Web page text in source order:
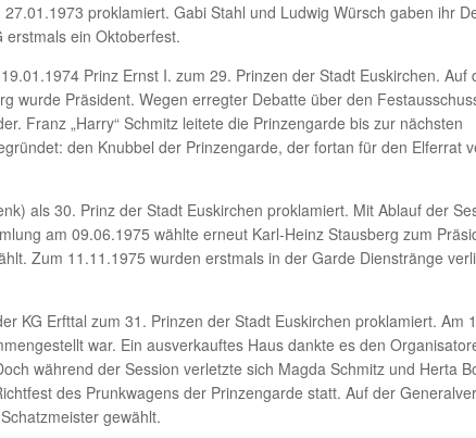
proklamiert. Gabi Stahl und Ludwig Würsch gaben ihr
ein Oktoberfest.
Prinz Ernst I. zum 29. Prinzen der Stadt Euskirchen. Auf
wurde Präsident. Wegen erregter Debatte über den
Franz „Harry“ Schmitz leitete die Prinzengarde bis zur nächsten
den Knubbel der Prinzengarde, der fortan für den Elferrat
als 30. Prinz der Stadt Euskirchen proklamiert. Mit Ablauf der
am 09.06.1975 wählte erneut Karl-Heinz Stausberg zum
Zum 11.11.1975 wurden erstmals in der Garde Dienstränge
KG Erfttal zum 31. Prinzen der Stadt Euskirchen proklamiert. Am
war. Ein ausverkauftes Haus dankte es den
während der Session verletzte sich Magda Schmitz und Herta
des Prunkwagens der Prinzengarde statt. Auf der
gewählt.